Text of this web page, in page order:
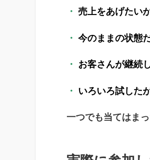
・ 売上をあげたい
・ 今のままの状態
・ お客さんが継続
・ いろいろ試した
一つでも当てはまっ